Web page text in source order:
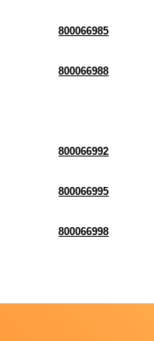
800066985
800066988
800066992
800066995
800066998